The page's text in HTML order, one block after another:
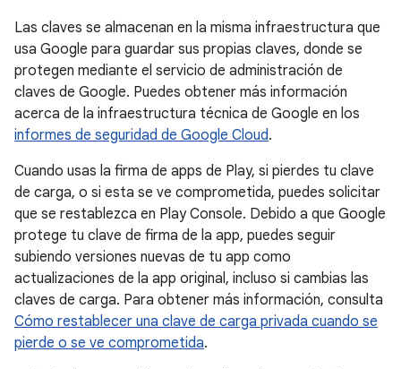
Las claves se almacenan en la misma infraestructura que
usa Google para guardar sus propias claves, donde se
protegen mediante el servicio de administración de
claves de Google. Puedes obtener más información
acerca de la infraestructura técnica de Google en los
informes de seguridad de Google Cloud.
Cuando usas la firma de apps de Play, si pierdes tu clave
de carga, o si esta se ve comprometida, puedes solicitar
que se restablezca en Play Console. Debido a que Google
protege tu clave de firma de la app, puedes seguir
subiendo versiones nuevas de tu app como
actualizaciones de la app original, incluso si cambias las
claves de carga. Para obtener más información, consulta
Cómo restablecer una clave de carga privada cuando se
pierde o se ve comprometida.